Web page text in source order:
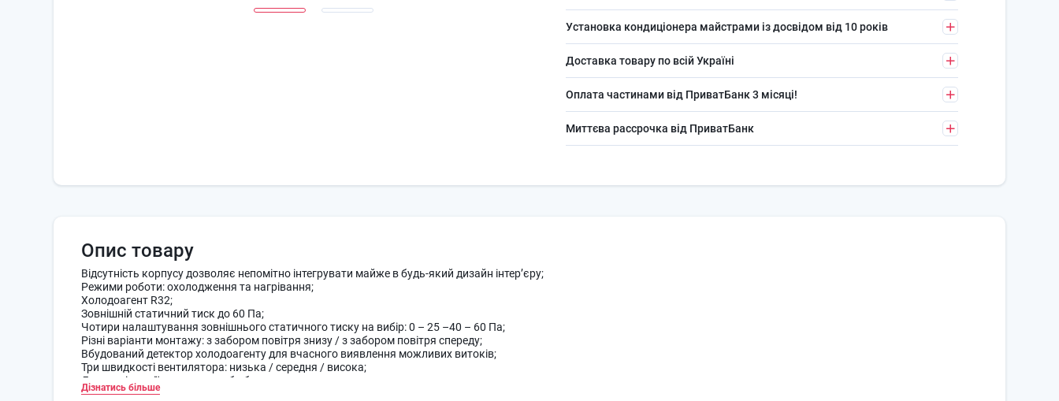
Установка кондиціонера майстрами із досвідом від 10 років
Доставка товару по всій Україні
Оплата частинами від ПриватБанк 3 місяці!
Миттєва рассрочка від ПриватБанк
Опис товару
Відсутність корпусу дозволяє непомітно інтегрувати майже в будь-який дизайн інтер’єру;
Режими роботи: охолодження та нагрівання;
Холодоагент R32;
Зовнішній статичний тиск до 60 Па;
Чотири налаштування зовнішнього статичного тиску на вибір: 0 – 25 –40 – 60 Па;
Різні варіанти монтажу: з забором повітря знизу / з забором повітря спереду;
Вбудований детектор холодоагенту для вчасного виявлення можливих витоків;
Три швидкості вентилятора: низька / середня / висока;
Доступні версії з дротовим або бездротовим пультом керування;
Wi-Fi адаптер MELCloud (опція).
Дізнатись більше